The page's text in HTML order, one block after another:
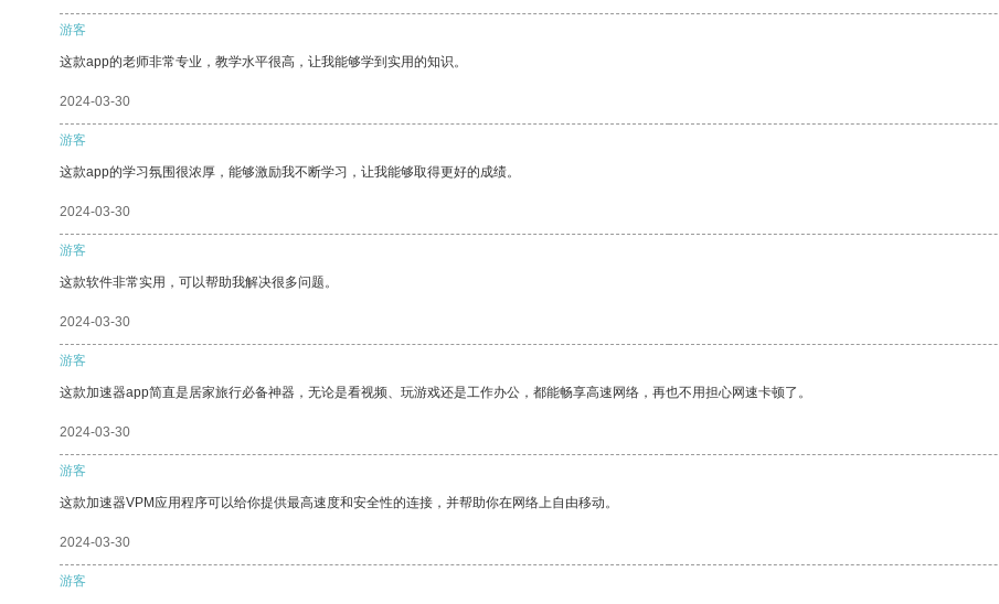
游客
这款app的老师非常专业，教学水平很高，让我能够学到实用的知识。
2024-03-30
游客
这款app的学习氛围很浓厚，能够激励我不断学习，让我能够取得更好的成绩。
2024-03-30
游客
这款软件非常实用，可以帮助我解决很多问题。
2024-03-30
游客
这款加速器app简直是居家旅行必备神器，无论是看视频、玩游戏还是工作办公，都能畅享高速网络，再也不用担心网速卡顿了。
2024-03-30
游客
这款加速器VPM应用程序可以给你提供最高速度和安全性的连接，并帮助你在网络上自由移动。
2024-03-30
游客